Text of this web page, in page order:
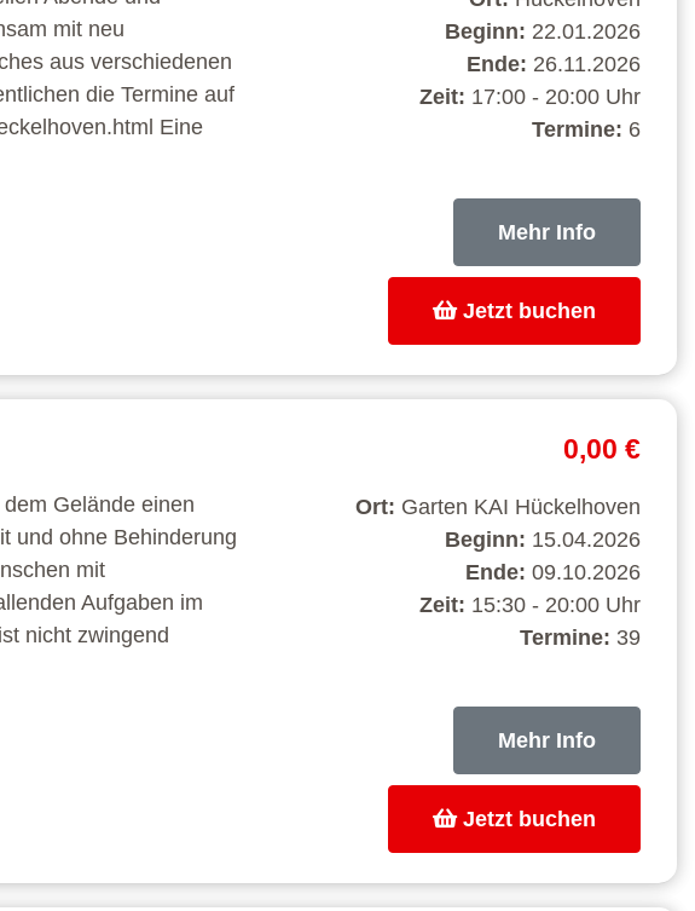
mit neu
aus verschiedenen
die Termine auf
Eine
Beginn: 22.01.2026
Ende: 26.11.2026
Zeit: 17:00 - 20:00 Uhr
Termine: 6
Mehr Info
Jetzt buchen
Gelände einen
und ohne Behinderung
mit
Aufgaben im
nicht zwingend
0,00 €
Ort: Garten KAI Hückelhoven
Beginn: 15.04.2026
Ende: 09.10.2026
Zeit: 15:30 - 20:00 Uhr
Termine: 39
Mehr Info
Jetzt buchen